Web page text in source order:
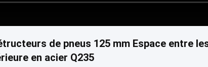
de pneus 125 mm Espace entre
en acier Q235